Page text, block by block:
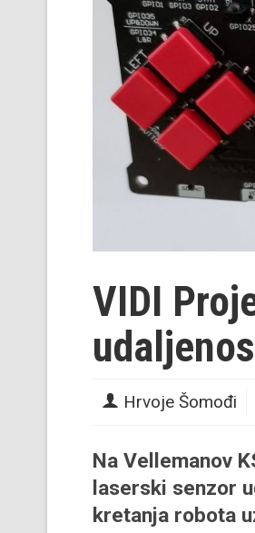
VIDI
Hrvoje Šomođi
Na Vellemanov
laserski senzor
kretanja robota